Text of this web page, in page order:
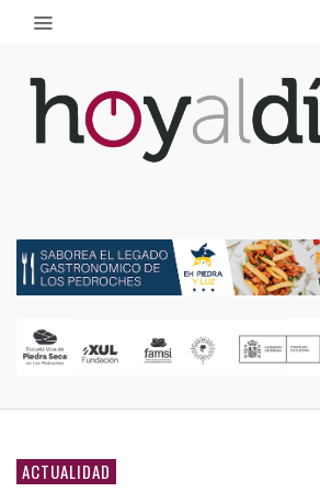
ACTUALIDAD